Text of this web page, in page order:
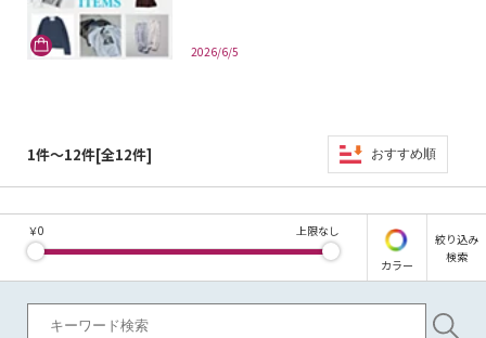
2026/6/5
1件～12件[全12件] おすすめ順
￥0 上限なし
カラー
絞り込み
検索